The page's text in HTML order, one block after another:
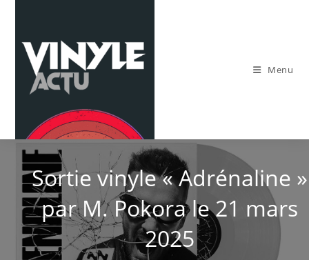
content
Menu
Sortie vinyle « Adrénaline »
par M. Pokora le 21 mars
2025